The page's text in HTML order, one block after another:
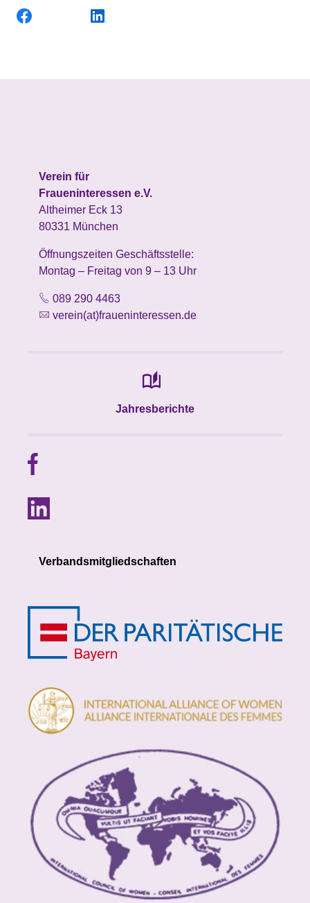
Verein für
Fraueninteressen e.V.
Altheimer Eck 13
80331 München
Öffnungszeiten Geschäftsstelle:
Montag – Freitag von 9 – 13 Uhr
089 290 4463
verein(at)fraueninteressen.de
Jahresberichte
Verbandsmitgliedschaften